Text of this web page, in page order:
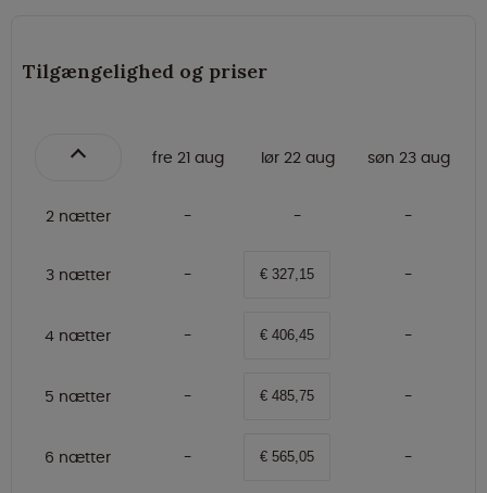
Tilgængelighed og priser
fre 21 aug lør 22 aug søn 23 aug
2 nætter
3 nætter € 327,15
4 nætter € 406,45
5 nætter € 485,75
6 nætter € 565,05